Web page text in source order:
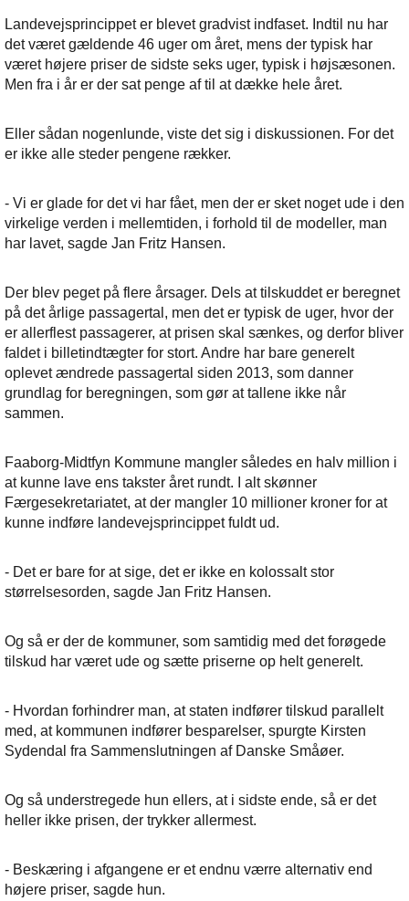
Landevejsprincippet er blevet gradvist indfaset. Indtil nu har
det været gældende 46 uger om året, mens der typisk har
været højere priser de sidste seks uger, typisk i højsæsonen.
Men fra i år er der sat penge af til at dække hele året.
Eller sådan nogenlunde, viste det sig i diskussionen. For det
er ikke alle steder pengene rækker.
- Vi er glade for det vi har fået, men der er sket noget ude i den
virkelige verden i mellemtiden, i forhold til de modeller, man
har lavet, sagde Jan Fritz Hansen.
Der blev peget på flere årsager. Dels at tilskuddet er beregnet
på det årlige passagertal, men det er typisk de uger, hvor der
er allerflest passagerer, at prisen skal sænkes, og derfor bliver
faldet i billetindtægter for stort. Andre har bare generelt
oplevet ændrede passagertal siden 2013, som danner
grundlag for beregningen, som gør at tallene ikke når
sammen.
Faaborg-Midtfyn Kommune mangler således en halv million i
at kunne lave ens takster året rundt. I alt skønner
Færgesekretariatet, at der mangler 10 millioner kroner for at
kunne indføre landevejsprincippet fuldt ud.
- Det er bare for at sige, det er ikke en kolossalt stor
størrelsesorden, sagde Jan Fritz Hansen.
Og så er der de kommuner, som samtidig med det forøgede
tilskud har været ude og sætte priserne op helt generelt.
- Hvordan forhindrer man, at staten indfører tilskud parallelt
med, at kommunen indfører besparelser, spurgte Kirsten
Sydendal fra Sammenslutningen af Danske Småøer.
Og så understregede hun ellers, at i sidste ende, så er det
heller ikke prisen, der trykker allermest.
- Beskæring i afgangene er et endnu værre alternativ end
højere priser, sagde hun.